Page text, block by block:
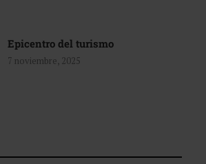
Epicentro del turismo
7 noviembre, 2025